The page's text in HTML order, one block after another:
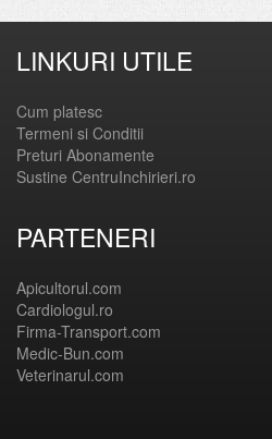
LINKURI UTILE
Cum platesc
Termeni si Conditii
Preturi Abonamente
Sustine CentruInchirieri.ro
PARTENERI
Apicultorul.com
Cardiologul.ro
Firma-Transport.com
Medic-Bun.com
Veterinarul.com